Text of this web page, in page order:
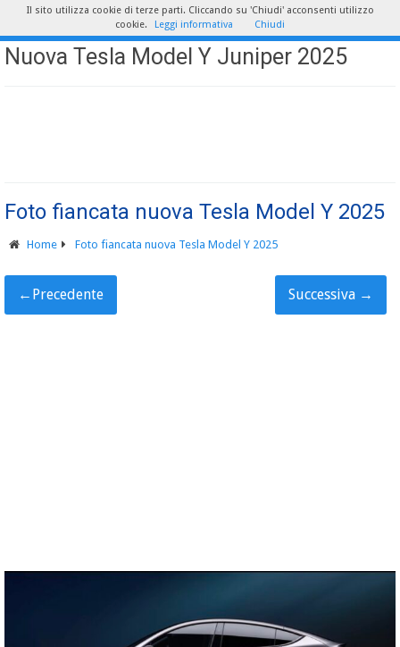
Nuova Tesla Model Y Juniper 2025
Foto fiancata nuova Tesla Model Y 2025
Home Foto fiancata nuova Tesla Model Y 2025
← Precedente Successiva →
Il sito utilizza cookie di terze parti. Cliccando su 'Chiudi' acconsenti utilizzo
cookie.
Leggi informativa Chiudi